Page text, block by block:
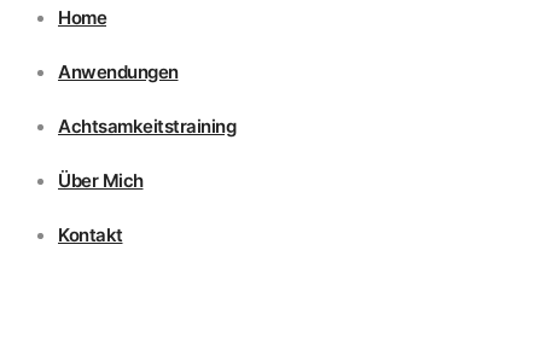
Home
Anwendungen
Achtsamkeitstraining
Über Mich
Kontakt